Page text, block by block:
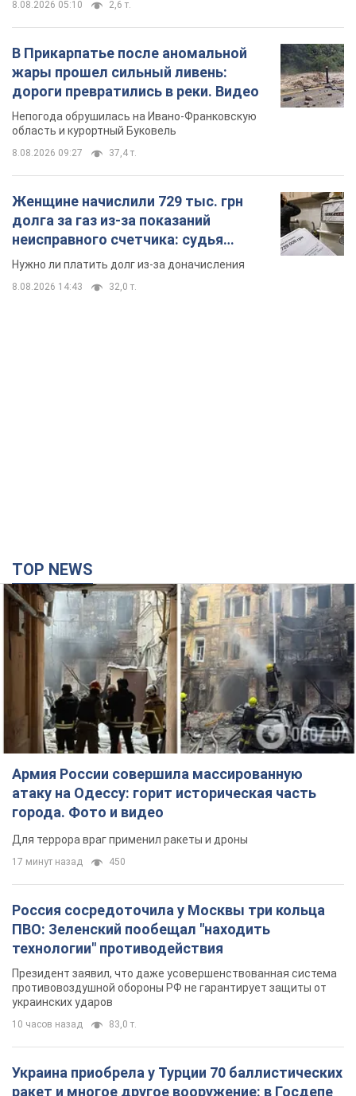
Женщине начислили 729 тыс. грн
долга за газ из-за показаний
неисправного счетчика: судья
вынес неожиданное решение
8.08.2026 14:43 32,0 т.
Армия России совершила массированную
атаку на Одессу: горит историческая часть
города. Фото и видео
Для террора враг применил ракеты и дроны
17 минут назад
Россия сосредоточила у Москвы три кольца
ПВО: Зеленский пообещал "находить
технологии" противодействия
Президент заявил, что даже усовершенствованная система
украинских ударов
10 часов назад 83,0 т.
Украина приобрела у Турции 70 баллистических
ракет и многое другое вооружение: в Госдепе
США обнародовали список
Госдеп уже проинформировал об этом американский
Конгресс